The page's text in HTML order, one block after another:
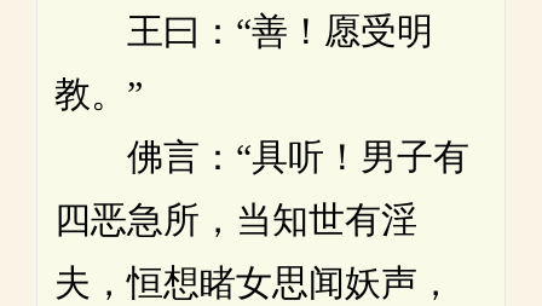
王曰：“善！愿受明
教。”
佛言：“具听！男子有
四恶急所，当知世有淫
夫，恒想睹女思闻妖声，